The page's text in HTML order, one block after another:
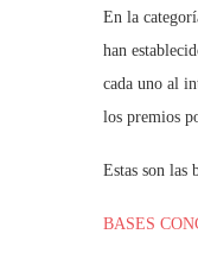
En la
han
cada uno al
los premios
Estas son las
BASES